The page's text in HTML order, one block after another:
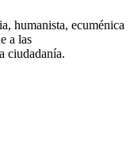
humanista, ecuménica
a las
ciudadanía.